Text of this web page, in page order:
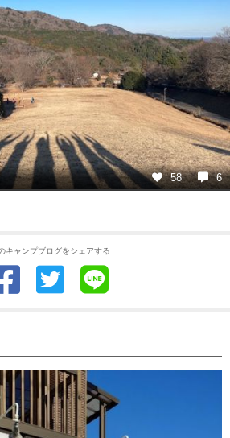
58 6
キャンプブログをシェアする